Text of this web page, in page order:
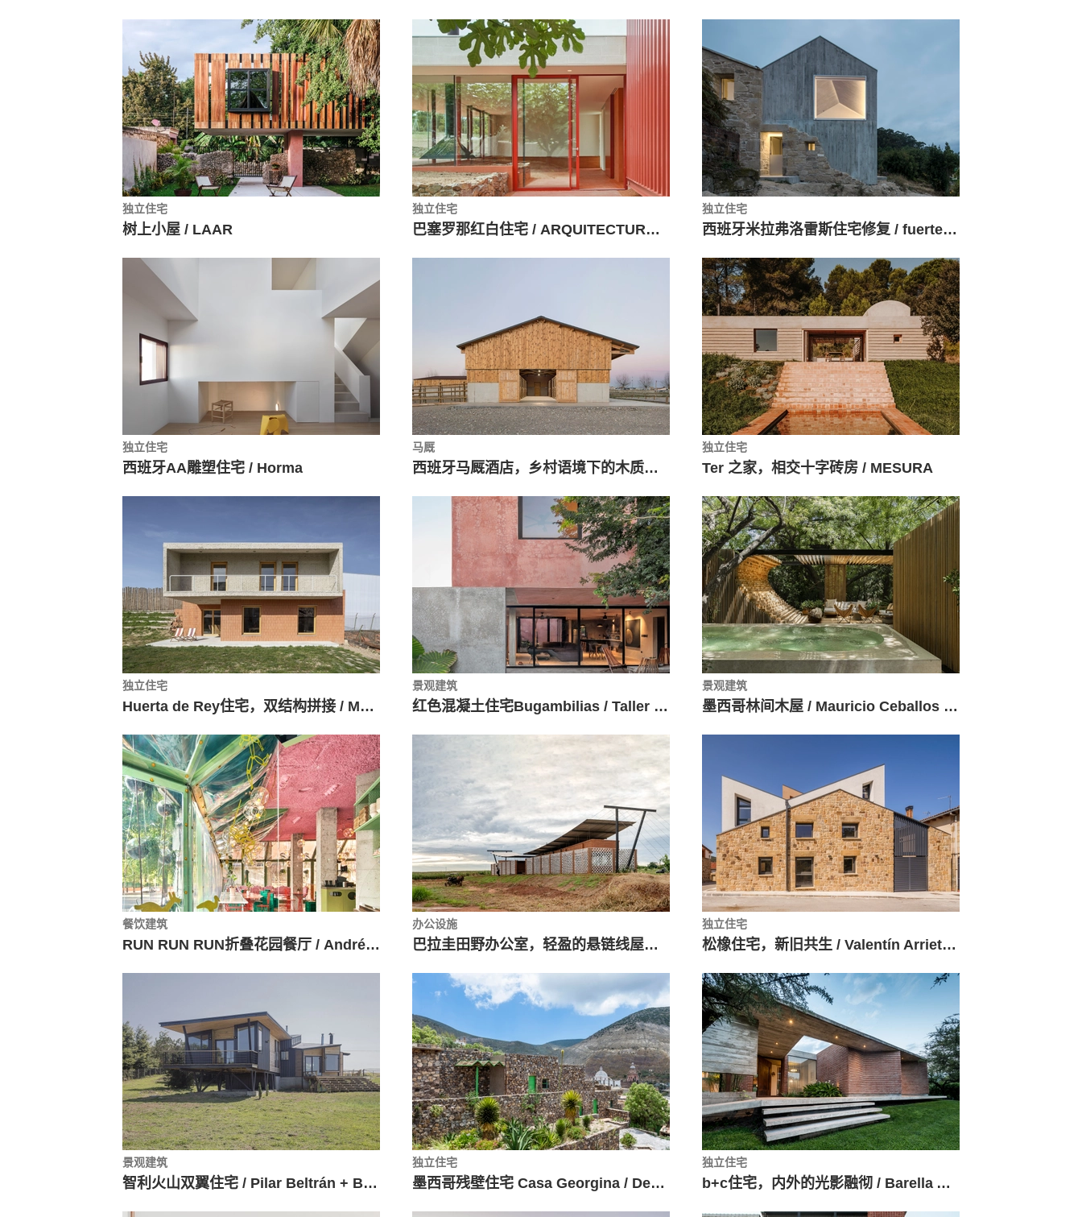
独立住宅
树上小屋 / LAAR
独立住宅
巴塞罗那红白住宅 / ARQUITECTURA-G
独立住宅
西班牙米拉弗洛雷斯住宅修复 / fuertespenedo arquitectos
独立住宅
西班牙AA雕塑住宅 / Horma
马厩
西班牙马厩酒店，乡村语境下的木质结构 / Gabarra Arquitectes
独立住宅
Ter 之家，相交十字砖房 / MESURA
独立住宅
Huerta de Rey住宅，双结构拼接 / Mecanismo
景观建筑
红色混凝土住宅Bugambilias / Taller Mexicano de Arquitectura
景观建筑
墨西哥林间木屋 / Mauricio Ceballos X Architects
餐饮建筑
RUN RUN RUN折叠花园餐厅 / Andrés Jaque / Office for Political Innovation
办公设施
巴拉圭田野办公室，轻盈的悬链线屋面 / Mínimo Común Arquitectura
独立住宅
松橡住宅，新旧共生 / Valentín Arrieta Berdasco
景观建筑
智利火山双翼住宅 / Pilar Beltrán + Br-arquitectos
独立住宅
墨西哥残壁住宅 Casa Georgina / Departamento del Distrito
独立住宅
b+c住宅，内外的光影融彻 / Barella Arquitectura